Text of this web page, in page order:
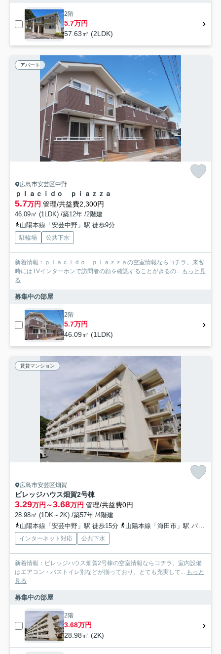
2階
5.7万円
57.63㎡ (2LDK)
アパート
広島市安芸区中野
ｐｌａｃｉｄｏ ｐｉａｚｚａ
5.7万円 管理/共益費2,300円
46.09㎡ (1LDK) /築12年 /2階建
山陽本線「安芸中野」駅 徒歩9分
駐輪場 公共下水
新着情報：ｐｌａｃｉｄｏ ｐｉａｚｚａの空室情報ならコチラ。来客
時にはTVインターホンで訪問者の顔を確認することがきるの... もっと見
る
募集中の部屋
2階
5.7万円
46.09㎡ (1LDK)
賃貸マンション
広島市安芸区畑賀
ビレッジハウス畑賀2号棟
3.29万円～3.68万円 管理/共益費0円
28.98㎡ (1DK～2K) /築57年 /4階建
山陽本線「安芸中野」駅 徒歩15分
山陽本線「海田市」駅 バス14分 「影橋停（芸陽バス）」 停歩2分
インターネット対応 公共下水
新着情報：ビレッジハウス畑賀2号棟の空室情報ならコチラ。室内設備
はエアコン・バストイレ別などが揃っており、とても充実して... もっと
見る
募集中の部屋
2階
3.68万円
28.98㎡ (2K)